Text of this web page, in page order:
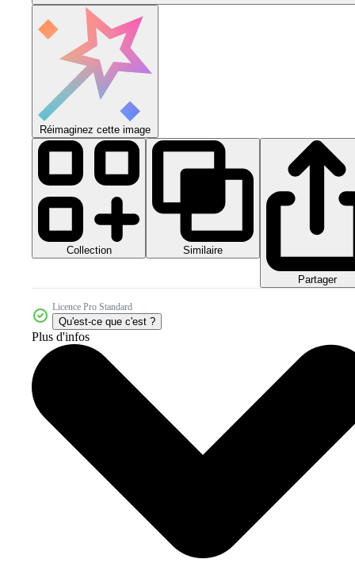
Réimaginez cette image
Collection Similaire
Partager
Licence Pro Standard
Qu'est-ce que c'est ?
Plus d'infos